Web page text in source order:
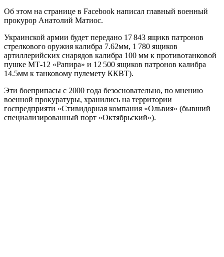
Об этом на странице в Facebook написал главный военный
прокурор Анатолий Матиос.
Украинской армии будет передано 17 843 ящикв патронов
стрелкового оружия калибра 7.62мм, 1 780 ящиков
артиллерийских снарядов калибра 100 мм к противотанковой
пушке МТ-12 «Рапира» и 12 500 ящиков патронов калибра
14.5мм к танковому пулемету ККВТ).
Эти боеприпасы с 2000 года безосновательно, по мнению
военной прокуратуры, хранились на территории
госпредприяти «Стивидорная компания «Ольвия» (бывший
специализированный порт «Октябрьский»).